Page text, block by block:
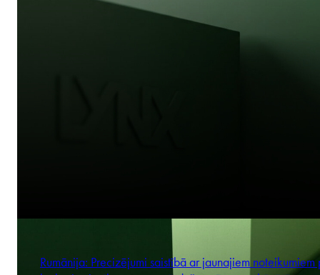
Rumānija: Precizējumi saistībā ar jaunajiem noteikumiem